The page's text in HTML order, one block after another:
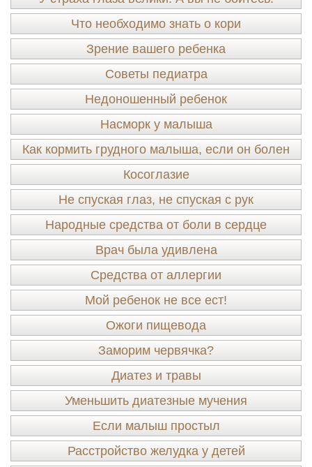
Что необходимо знать о кори
Зрение вашего ребенка
Советы педиатра
Недоношенный ребенок
Насморк у малыша
Как кормить грудного малыша, если он болен
Косоглазие
Не спуская глаз, не спуская с рук
Народные средства от боли в сердце
Врач была удивлена
Средства от аллергии
Мой ребенок не все ест!
Ожоги пищевода
Заморим червячка?
Диатез и травы
Уменьшить диатезные мучения
Если малыш простыл
Расстройство желудка у детей